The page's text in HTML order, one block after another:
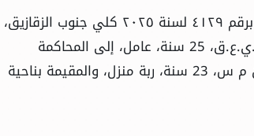
تعود أحداث القضية رقم ٣٧٩٦٨ لسنة ٢٠٢٥ جنح مركز الزقازيق، والمقيدة برقم ٤١٢٩ لسنة ٢٠٢٥ كلي جنوب الزقازيق،
إلى يوم ٢٧ سبتمبر الماضي، عندما أحالت النيابة العامة المتهم عبد العزيز.ي.ع.ق، 25 سنة، عامل، إلى المحاكمة
الجنائية بمحكمة جنايات الزقازيق، لاتهامه بالشروع في قتل زوجته شريهان م س، 23 سنة، ربة منزل، والمقيمة بناحية